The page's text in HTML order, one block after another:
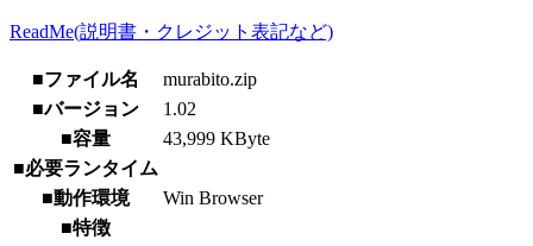
ReadMe(説明書・クレジット表記など)
■ファイル名
murabito.zip
■バージョン
1.02
■容量
43,999 KByte
■必要ランタイム
■動作環境
Win Browser
■特徴